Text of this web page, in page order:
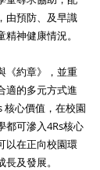
由預防、及早識
神健康情況。
《約章》，並重
適的多元方式進
核心價值，在校園
都可滲入4Rs核心
以在正向校園環
及發展。